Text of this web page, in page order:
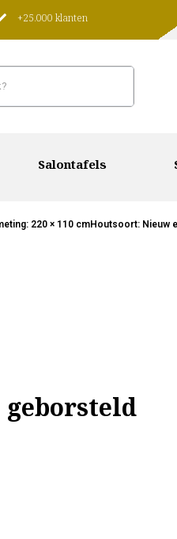
+25.000 klanten
Salontafels
220 × 110 cmHoutsoort: